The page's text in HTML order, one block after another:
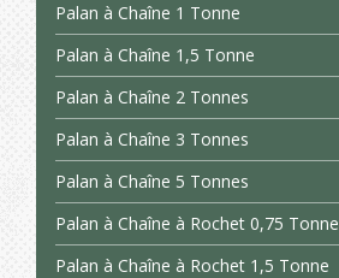
Palan à Chaîne 1 Tonne
Palan à Chaîne 1,5 Tonne
Palan à Chaîne 2 Tonnes
Palan à Chaîne 3 Tonnes
Palan à Chaîne 5 Tonnes
Palan à Chaîne à Rochet 0,75 Tonne
Palan à Chaîne à Rochet 1,5 Tonne